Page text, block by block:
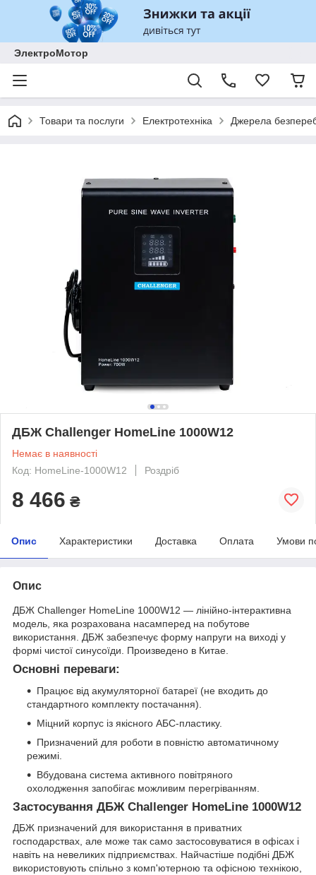
ЭлектроМотор
Товари та послуги Електротехніка Джерела
ДБЖ Challenger HomeLine 1000W12
Немає в наявності
Код: HomeLine-1000W12
Роздріб
8 466 ₴
Опис Характеристики Доставка Оплата Умови
Опис
ДБЖ Challenger HomeLine 1000W12 — лінійно-інтерактивна
модель, яка розрахована насамперед на побутове
використання. ДБЖ забезпечує форму напруги на виході у
формі чистої синусоїди. Произведено в Китае.
Основні переваги:
Працює від акумуляторної батареї (не входить до
стандартного комплекту постачання).
Міцний корпус із якісного АБС-пластику.
Призначений для роботи в повністю автоматичному
режимі.
Вбудована система активного повітряного
охолодження запобігає можливим перегріванням.
Застосування ДБЖ Challenger HomeLine 1000W12
ДБЖ призначений для використання в приватних
господарствах, але може так само застосовуватися в офісах і
навіть на невеликих підприємствах. Найчастіше подібні ДБЖ
використовують спільно з комп'ютерною та офісною технікою,